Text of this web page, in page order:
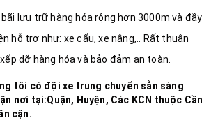
lưu trữ hàng hóa rộng hơn 3000m và đầy
hỗ trợ như: xe cẩu, xe nâng,.. Rất thuận
dỡ hàng hóa và bảo đảm an toàn.
tôi có đội xe trung chuyển sẵn sàng
nơi tại:Quận, Huyện, Các KCN thuộc Cần
cận.